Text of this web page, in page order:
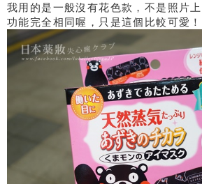
我用的是一般沒有花色款，不是照片
功能完全相同喔，只是這個比較可愛！